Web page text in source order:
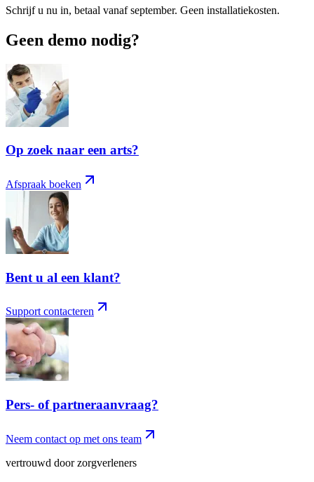
Schrijf u nu in, betaal vanaf september. Geen installatiekosten.
Geen demo nodig?
Op zoek naar een arts?
Afspraak boeken
Bent u al een klant?
Support contacteren
Pers- of partneraanvraag?
Neem contact op met ons team
vertrouwd door zorgverleners